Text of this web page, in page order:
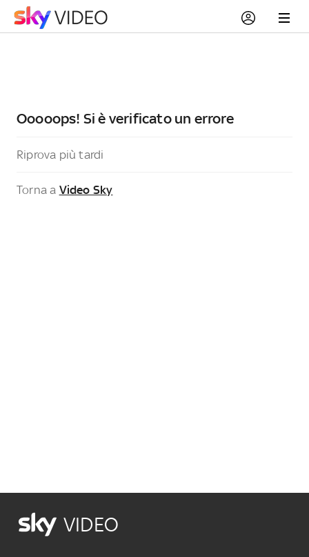
Ooooops! Si è verificato un errore
Riprova più tardi
Torna a Video Sky
VIDEO